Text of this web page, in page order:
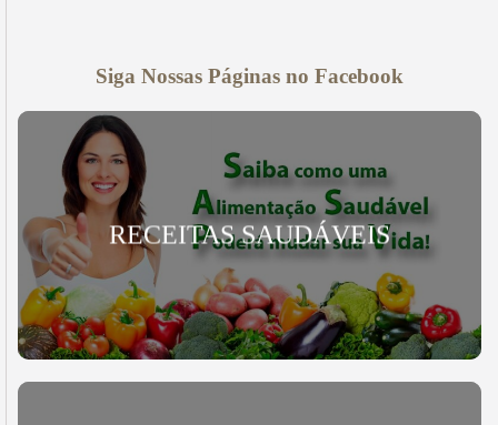
Siga Nossas Páginas no Facebook
RECEITAS SAUDÁVEIS